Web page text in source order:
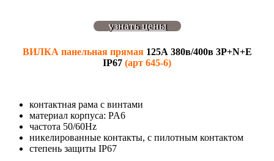
узнать цены
ВИЛКА панельная прямая 125А 380в/400в 3P+N+E
IP67 (арт 645-6)
контактная рама с винтами
материал корпуса: PA6
частота 50/60Hz
никелированные контакты, с пилотным контактом
степень защиты IP67